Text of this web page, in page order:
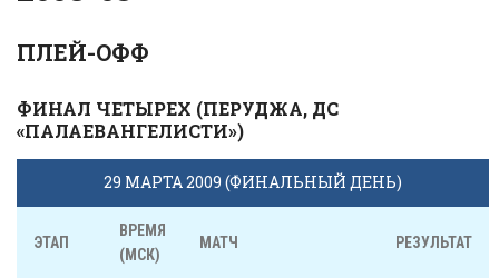
ПЛЕЙ-ОФФ
ФИНАЛ ЧЕТЫРЕХ (ПЕРУДЖА, ДС
«ПАЛАЕВАНГЕЛИСТИ»)
29 МАРТА 2009 (ФИНАЛЬНЫЙ ДЕНЬ)
ЭТАП
ВРЕМЯ
(МСК)
МАТЧ РЕЗУЛЬТАТ